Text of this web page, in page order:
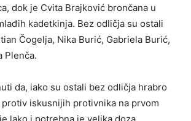
dok je Cvita Brajković brončana u
kadetkinja. Bez odličja su ostali
Čogelja, Nika Burić, Gabriela Burić,
Plenča.
da, iako su ostali bez odličja hrabro
iskusnijih protivnika na prvom